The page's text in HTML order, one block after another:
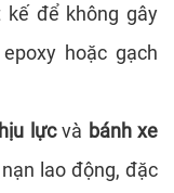
kế để không gây
hoặc gạch
lựcvà bánh xe
lao động, đặc